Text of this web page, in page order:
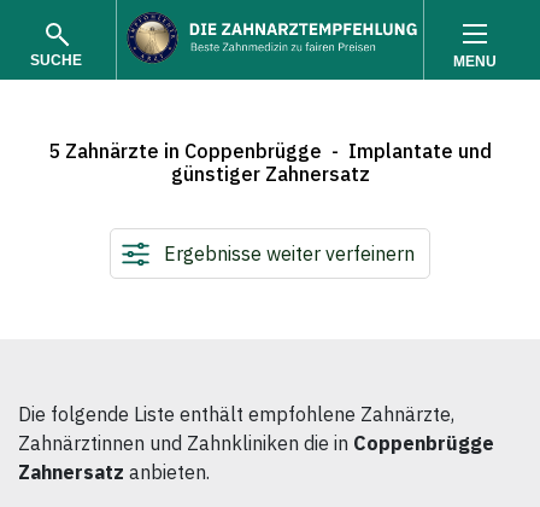
SUCHE MENU
5 Zahnärzte in Coppenbrügge - Implantate und
günstiger Zahnersatz
Ergebnisse weiter verfeinern
Die folgende Liste enthält empfohlene Zahnärzte,
Zahnärztinnen und Zahnkliniken die in Coppenbrügge
Zahnersatz anbieten.